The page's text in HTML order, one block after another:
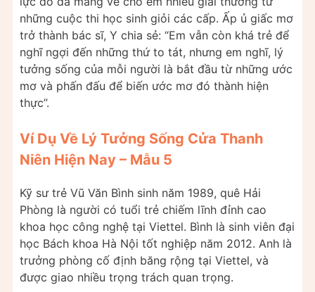
những cuộc thi học sinh giỏi các cấp. Ấp ủ giấc mơ
trở thành bác sĩ, Y chia sẻ: “Em vẫn còn khá trẻ để
nghĩ ngợi đến những thứ to tát, nhưng em nghĩ, lý
tưởng sống của mỗi người là bắt đầu từ những ước
mơ và phấn đấu để biến ước mơ đó thành hiện
thực”.
Ví Dụ Về Lý Tưởng Sống Cửa Thanh
Niên Hiện Nay – Mẫu 5
Kỹ sư trẻ Vũ Văn Bình sinh năm 1989, quê Hải
Phòng là người có tuổi trẻ chiếm lĩnh đỉnh cao
khoa học công nghệ tại Viettel. Bình là sinh viên đại
học Bách khoa Hà Nội tốt nghiệp năm 2012. Anh là
trưởng phòng cố định băng rộng tại Viettel, và
được giao nhiều trọng trách quan trọng.